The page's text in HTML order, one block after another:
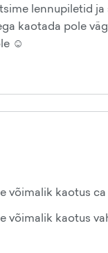
lennupiletid
kaotada pole
☺️
kaotus ca
võimalik kaotus